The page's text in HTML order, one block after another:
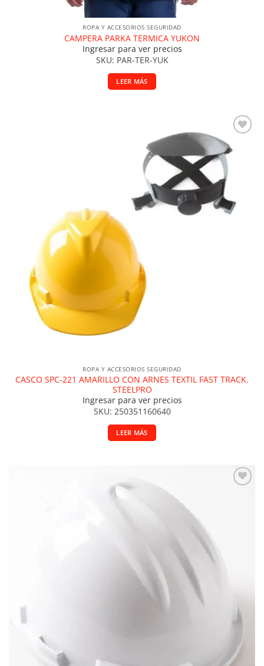
ROPA Y ACCESORIOS SEGURIDAD
CAMPERA PARKA TERMICA YUKON
Ingresar para ver precios
SKU: PAR-TER-YUK
LEER MÁS
ROPA Y ACCESORIOS SEGURIDAD
CASCO SPC-221 AMARILLO CON ARNES TEXTIL FAST TRACK.
STEELPRO
Ingresar para ver precios
SKU: 250351160640
LEER MÁS